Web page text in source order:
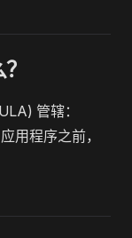
管辖：
用程序之前，